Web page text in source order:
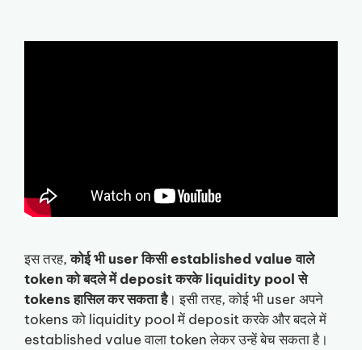
इस तरह,कोई भी user किसी established value वाले
token को बदले में deposit करके liquidity pool से
tokens हासिल कर सकता है। इसी तरह, कोई भी user अपने
tokens को liquidity pool में deposit करके और बदले में
established value वाला token लेकर उन्हें बेच सकता है।